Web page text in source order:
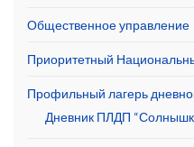
Общественное управление
Приоритетный
Профильный лагерь
Дневник ПЛДП